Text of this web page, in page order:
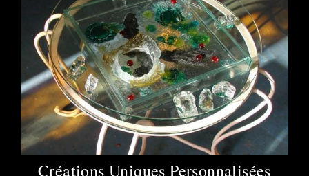
Créations Uniques Personnalisées